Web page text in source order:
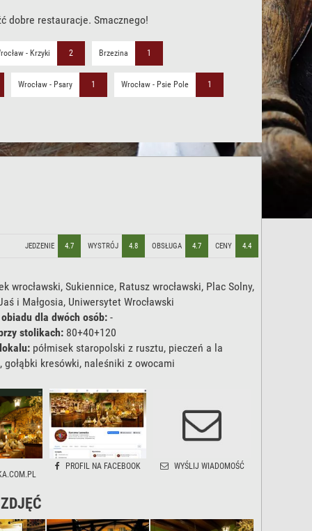
dobre restauracje. Smacznego!
- Krzyki 2 Brzezina 1
Wrocław - Psary 1 Wrocław - Psie Pole 1
JEDZENIE 4.7 WYSTRÓJ 4.8 OBSŁUGA 4.7 CENY 4.4
wrocławski, Sukiennice, Ratusz wrocławski, Plac Solny,
i Małgosia, Uniwersytet Wrocławski
dla dwóch osób: -
stolikach:80+40+120
półmisek staropolski z rusztu, pieczeń a la
gołąbki kresówki, naleśniki z owocami
PROFIL NA FACEBOOK WYŚLIJ WIADOMOŚĆ